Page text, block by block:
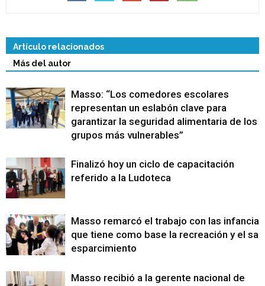
Artículo relacionados
Más del autor
Masso: “Los comedores escolares
representan un eslabón clave para
garantizar la seguridad alimentaria de los
grupos más vulnerables”
Finalizó hoy un ciclo de capacitación
referido a la Ludoteca
Masso remarcó el trabajo con las infancias
que tiene como base la recreación y el
esparcimiento
Masso recibió a la gerente nacional de